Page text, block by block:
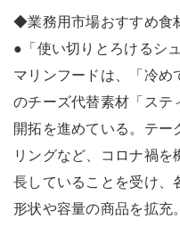
◆業務用市場おすすめ食
●「使い切りとろけるシ
マリンフードは、「冷め
のチーズ代替素材「ステ
開拓を進めている。テー
リングなど、コロナ禍
長していることを受け、
形状や容量の商品を拡充